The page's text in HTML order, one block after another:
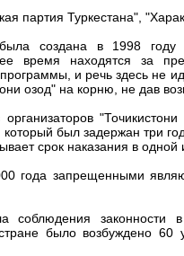
партия Туркестана",
создана в 1998 году
время находятся за
и речь здесь не
озод" на корню, не дав
был задержан три
срок наказания в одной
года запрещенными
соблюдения законности
было возбуждено